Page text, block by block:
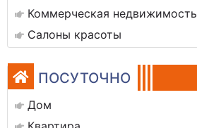
Коммерческая недвижимость
Салоны красоты
ПОСУТОЧНО
Дом